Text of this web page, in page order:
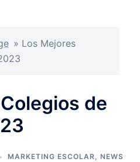
» Los Mejores
de
MARKETING ESCOLAR, NEWS